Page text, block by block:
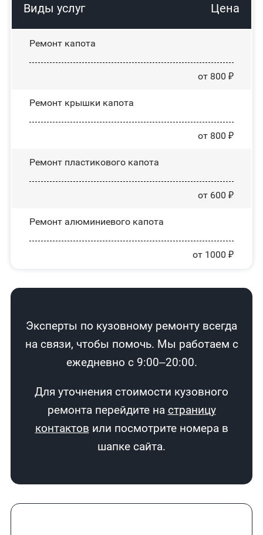
Виды услуг Цена
Ремонт капота
от 800 ₽
Ремонт крышки капота
от 800 ₽
Ремонт пластикового капота
от 600 ₽
Ремонт алюминиевого капота
от 1000 ₽
Эксперты по кузовному ремонту всегда
на связи, чтобы помочь. Мы работаем с
ежедневно с 9:00–20:00.
Для уточнения стоимости кузовного
ремонта перейдите на страницу
контактов или посмотрите номера в
шапке сайта.